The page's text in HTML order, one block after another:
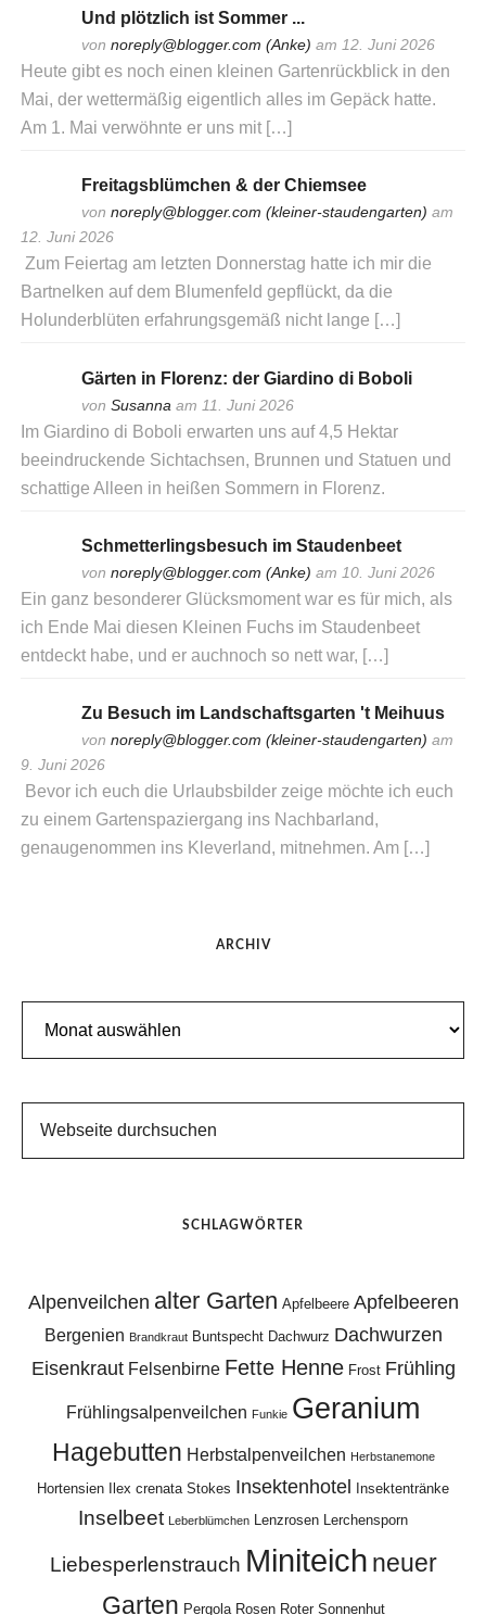
Und plötzlich ist Sommer ...
vonnoreply@blogger.com (Anke) am 12. Juni 2026
Heute gibt es noch einen kleinen Gartenrückblick in den
Mai, der wettermäßig eigentlich alles im Gepäck hatte.
Am 1. Mai verwöhnte er uns mit […]
Freitagsblümchen & der Chiemsee
vonnoreply@blogger.com (kleiner-staudengarten) am
12. Juni 2026
Zum Feiertag am letzten Donnerstag hatte ich mir die
Bartnelken auf dem Blumenfeld gepflückt, da die
Holunderblüten erfahrungsgemäß nicht lange […]
Gärten in Florenz: der Giardino di Boboli
vonSusanna am 11. Juni 2026
Im Giardino di Boboli erwarten uns auf 4,5 Hektar
beeindruckende Sichtachsen, Brunnen und Statuen und
schattige Alleen in heißen Sommern in Florenz.
Schmetterlingsbesuch im Staudenbeet
vonnoreply@blogger.com (Anke) am 10. Juni 2026
Ein ganz besonderer Glücksmoment war es für mich, als
ich Ende Mai diesen Kleinen Fuchs im Staudenbeet
entdeckt habe, und er auchnoch so nett war, […]
Zu Besuch im Landschaftsgarten 't Meihuus
vonnoreply@blogger.com (kleiner-staudengarten) am
9. Juni 2026
Bevor ich euch die Urlaubsbilder zeige möchte ich euch
zu einem Gartenspaziergang ins Nachbarland,
genaugenommen ins Kleverland, mitnehmen. Am […]
ARCHIV
SCHLAGWÖRTER
Alpenveilchen alter Garten Apfelbeere Apfelbeeren
Bergenien Brandkraut Buntspecht Dachwurz Dachwurzen
Eisenkraut Felsenbirne Fette Henne Frost Frühling
Frühlingsalpenveilchen Funkie Geranium
Hagebutten Herbstalpenveilchen Herbstanemone
Hortensien Ilex crenata Stokes Insektenhotel Insektentränke
Inselbeet Leberblümchen Lenzrosen Lerchensporn
Liebesperlenstrauch Miniteich neuer
Garten Pergola Rosen Roter Sonnenhut